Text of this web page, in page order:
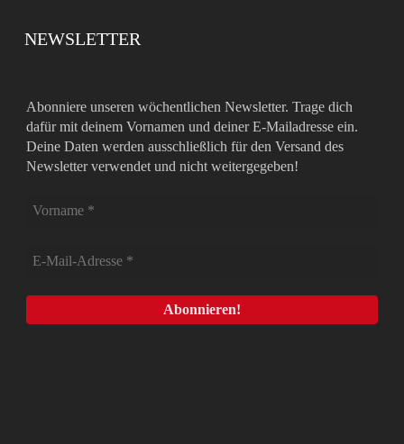
NEWSLETTER
Abonniere unseren wöchentlichen Newsletter. Trage dich
dafür mit deinem Vornamen und deiner E-Mailadresse ein.
Deine Daten werden ausschließlich für den Versand des
Newsletter verwendet und nicht weitergegeben!